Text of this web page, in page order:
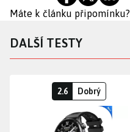
Máte k článku připomínku?
DALŠÍ TESTY
2.6 Dobrý